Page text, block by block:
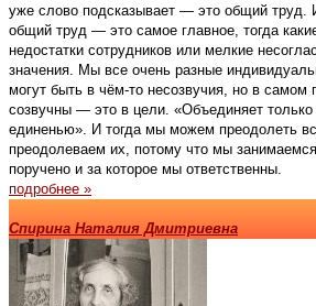
уже слово подсказывает — это общий труд.
общий труд — это самое главное, тогда
недостатки сотрудников или мелкие
значения. Мы все очень разные
могут быть в чём-то несозвучия, но в
созвучны — это в цели. «Объединяет
единенью». И тогда мы можем преодолеть
преодолеваем их, потому что мы
поручено и за которое мы ответственны.
подробнее »
Спирина Наталия Дмитриевна